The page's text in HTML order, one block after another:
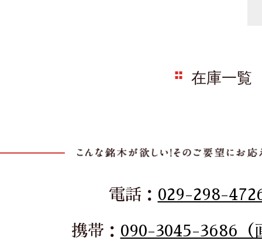
在庫一覧
電話： 029-298-
携帯： 090-3045-3686（